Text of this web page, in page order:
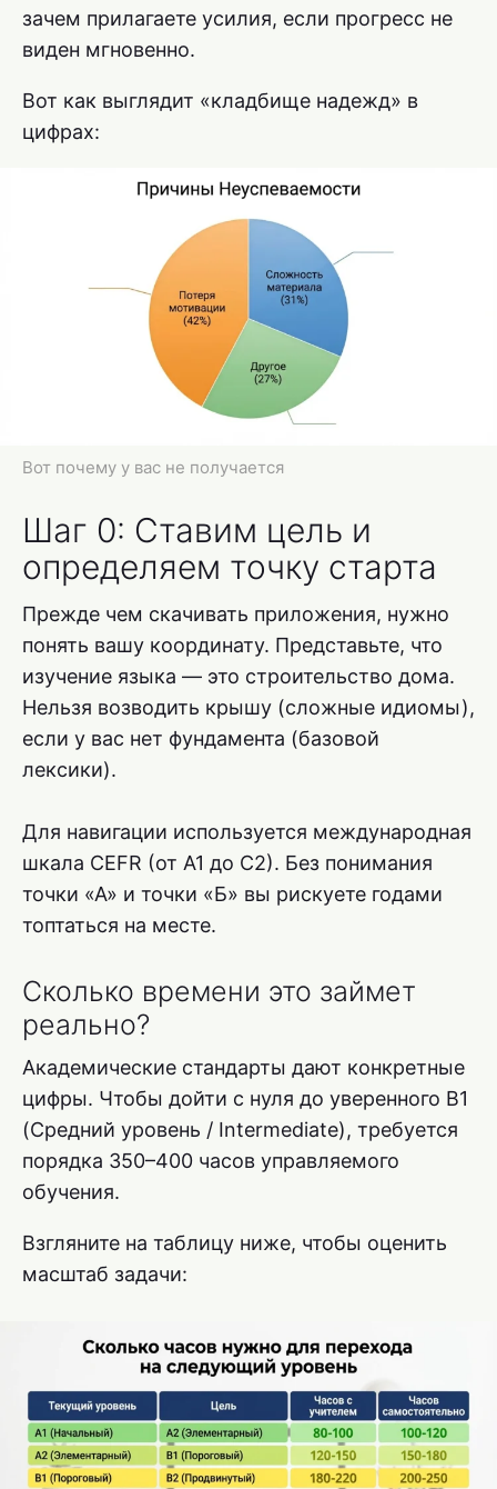
зачем прилагаете усилия, если прогресс не
виден мгновенно.
Вот как выглядит «кладбище надежд» в
цифрах:
Вот почему у вас не получается
Шаг 0: Ставим цель и
определяем точку старта
Прежде чем скачивать приложения, нужно
понять вашу координату. Представьте, что
изучение языка — это строительство дома.
Нельзя возводить крышу (сложные идиомы),
если у вас нет фундамента (базовой
лексики).
Для навигации используется международная
шкала CEFR (от A1 до C2). Без понимания
точки «А» и точки «Б» вы рискуете годами
топтаться на месте.
Сколько времени это займет
реально?
Академические стандарты дают конкретные
цифры. Чтобы дойти с нуля до уверенного B1
(Средний уровень / Intermediate), требуется
порядка 350–400 часов управляемого
обучения.
Взгляните на таблицу ниже, чтобы оценить
масштаб задачи: